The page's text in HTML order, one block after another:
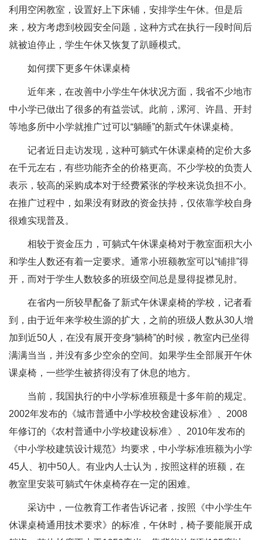
利用空闲教室，设置好上下床铺，安排学生午休。但是后
来，校方考虑到校园安全问题，这种方式在执行一段时间后
就被迫停止，学生午休又恢复了趴睡模式。
如何摆下更多午休课桌椅
近年来，在改善中小学生午休状况方面，我省不少地市
中小学已做出了很多的有益尝试。此前，漯河、许昌、开封
等地多所中小学就推广过可以“躺睡”的新式午休课桌椅。
记者近日走访发现，这种可躺式午休课桌椅的定价大多
在千元左右，有些功能齐全的价格更高。不少学校的负责人
表示，较高的采购成本对于经费紧张的学校来说负担不小。
在推广过程中，如果没有财政的资金扶持，仅依靠学校自身
很难实现普及。
相较于资金压力，可躺式午休课桌椅对于教室面积大小
和学生人数还有着一定要求。通常小班额教室可以“铺排”得
开，而对于学生人数较多的班级空间总是显得捉襟见肘。
在省内一所较早配备了新式午休课桌椅的学校，记者看
到，由于近年来学校生源的扩大，之前的班级人数从30人增
加到近50人，在没有展开变身“躺椅”的时候，教室内已坐得
满满当当，并没有多少空余的空间。如果学生全部展开午休
课桌椅，一些学生被挤得没有了休息的地方。
当前，我国执行的中小学标准班额是十多年前的规定。
2002年发布的《城市普通中小学校校舍建设标准》、2008
年修订的《农村普通中小学校建设标准》、2010年发布的
《中小学校建筑设计规范》均要求，中小学标准班额为小学
45人、初中50人。有业内人士认为，按照这样的班额，在
教室里安装可躺式午休桌椅存在一定的困难。
采访中，一位教育工作者告诉记者，按照《中小学生午
休课桌椅通用技术要求》的标准，午休时，椅子要能展开成